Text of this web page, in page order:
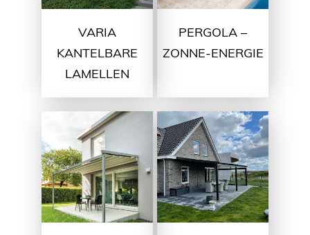
VARIA
KANTELBARE
LAMELLEN
PERGOLA –
ZONNE-ENERGIE